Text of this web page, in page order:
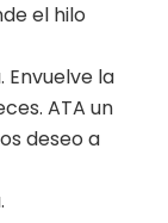
el hilo
Envuelve la
ATA un
deseo a